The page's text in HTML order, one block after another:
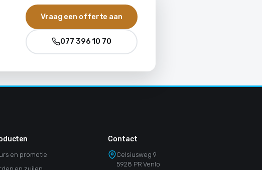
Vraag een offerte aan
077 396 10 70
en promotie
en zuilen
Contact
Celsiusweg 9
5928 PR Venlo